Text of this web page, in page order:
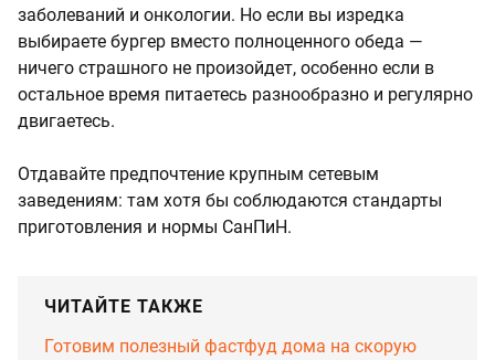
заболеваний и онкологии. Но если вы изредка
выбираете бургер вместо полноценного обеда —
ничего страшного не произойдет, особенно если в
остальное время питаетесь разнообразно и регулярно
двигаетесь.
Отдавайте предпочтение крупным сетевым
заведениям: там хотя бы соблюдаются стандарты
приготовления и нормы СанПиН.
ЧИТАЙТЕ ТАКЖЕ
Готовим полезный фастфуд дома на скорую